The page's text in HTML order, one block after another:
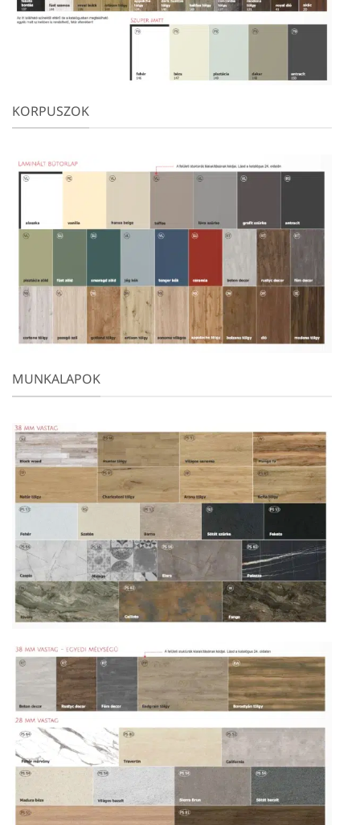
KORPUSZOK
MUNKALAPOK